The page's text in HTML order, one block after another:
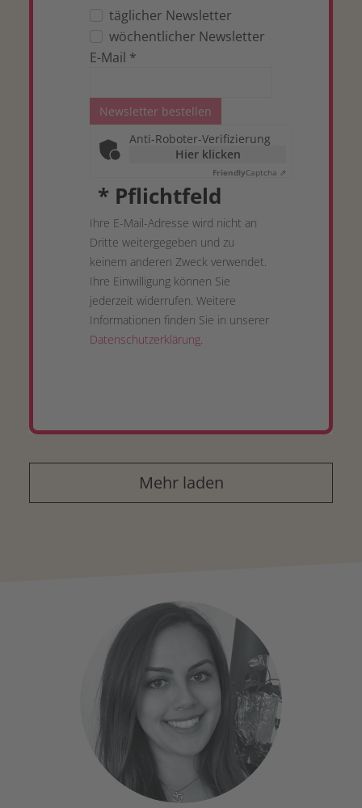
täglicher Newsletter
wöchentlicher Newsletter
E-Mail *
Newsletter bestellen
Anti-Roboter-Verifizierung
Hier klicken
FriendlyCaptcha ⇗
* Pflichtfeld
Ihre E-Mail-Adresse wird nicht an
Dritte weitergegeben und zu
keinem anderen Zweck verwendet.
Ihre Einwilligung können Sie
jederzeit widerrufen. Weitere
Informationen finden Sie in unserer
Datenschutzerklärung.
Mehr laden